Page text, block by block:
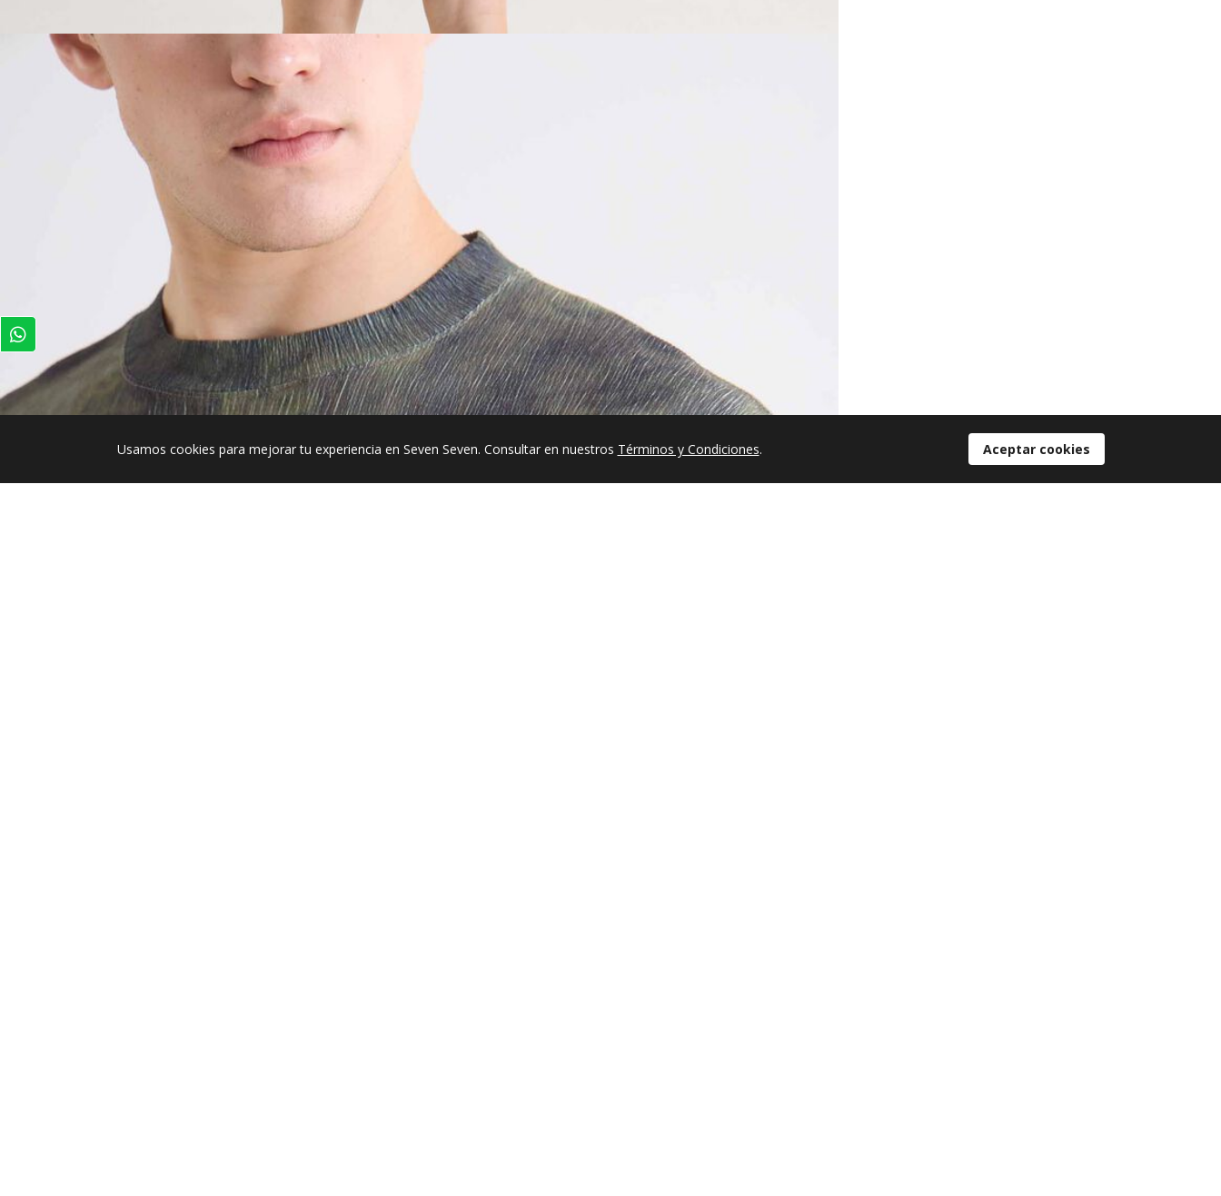
Usamos cookies para mejorar tu experiencia en Seven Seven. Consultar en nuestros Términos y Condiciones. Aceptar cookies